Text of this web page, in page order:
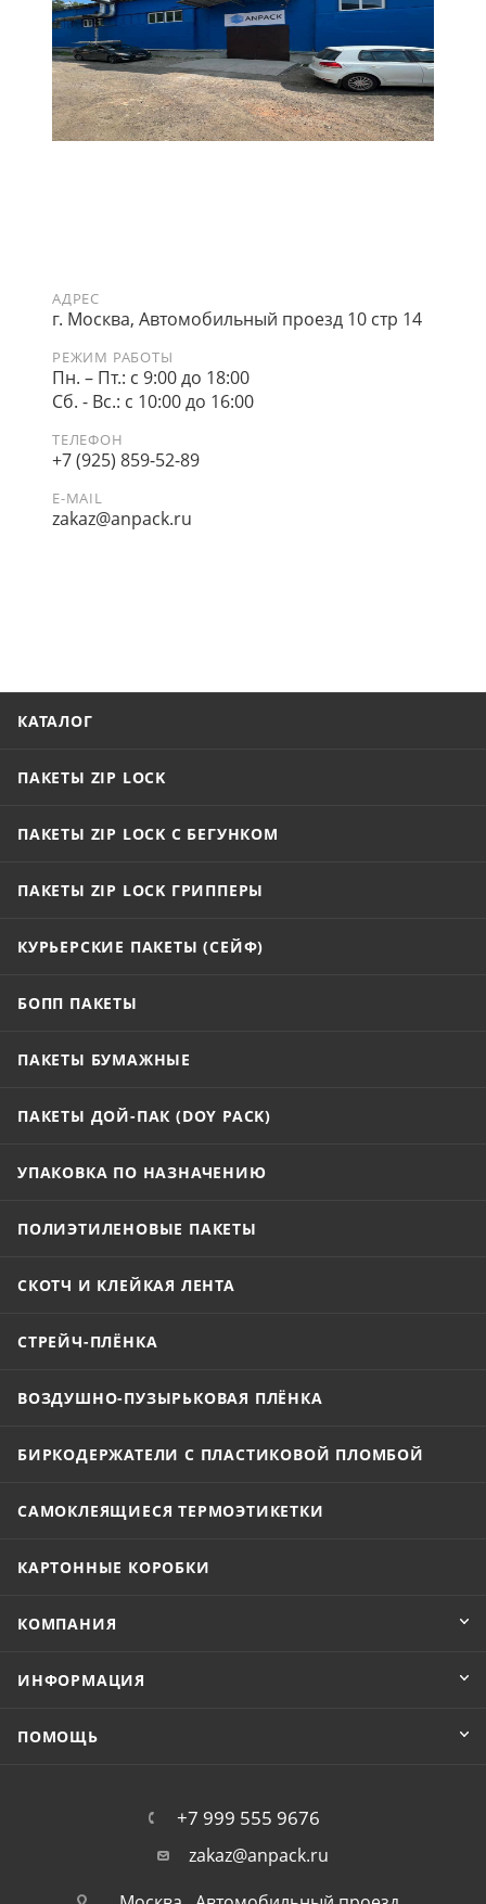
АДРЕС
г. Москва, Автомобильный проезд 10 стр 14
РЕЖИМ РАБОТЫ
Пн. – Пт.: с 9:00 до 18:00
Сб. - Вс.: с 10:00 до 16:00
ТЕЛЕФОН
+7 (925) 859-52-89
E-MAIL
zakaz@anpack.ru
КАТАЛОГ
ПАКЕТЫ ZIP LOCK
ПАКЕТЫ ZIP LOCK С БЕГУНКОМ
ПАКЕТЫ ZIP LOCK ГРИППЕРЫ
КУРЬЕРСКИЕ ПАКЕТЫ (СЕЙФ)
БОПП ПАКЕТЫ
ПАКЕТЫ БУМАЖНЫЕ
ПАКЕТЫ ДОЙ-ПАК (DOY PACK)
УПАКОВКА ПО НАЗНАЧЕНИЮ
ПОЛИЭТИЛЕНОВЫЕ ПАКЕТЫ
СКОТЧ И КЛЕЙКАЯ ЛЕНТА
СТРЕЙЧ-ПЛЁНКА
ВОЗДУШНО-ПУЗЫРЬКОВАЯ ПЛЁНКА
БИРКОДЕРЖАТЕЛИ С ПЛАСТИКОВОЙ ПЛОМБОЙ
САМОКЛЕЯЩИЕСЯ ТЕРМОЭТИКЕТКИ
КАРТОННЫЕ КОРОБКИ
КОМПАНИЯ
ИНФОРМАЦИЯ
ПОМОЩЬ
+7 999 555 9676
zakaz@anpack.ru